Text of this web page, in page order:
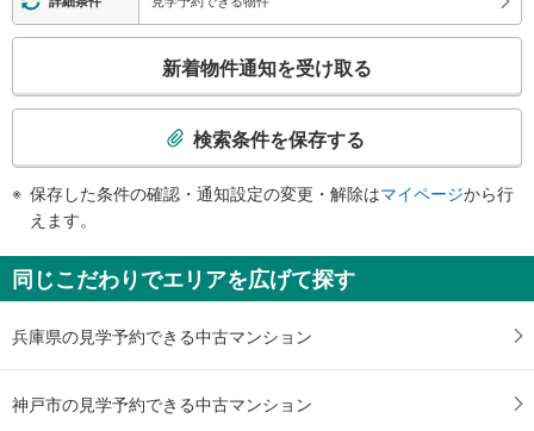
・ホーム⇔改札
《車椅子対応》《ベビーベッド》
・改札内
検
知
を
け
る
・
新着物件通知を受け取る
検索条件を保存する
保存した条件の確認・通知設定の変更・解除はマイページから行
えます。
同じこだわりでエリアを広げて探す
兵庫県の見学予約できる中古マンション
神戸市の見学予約できる中古マンション